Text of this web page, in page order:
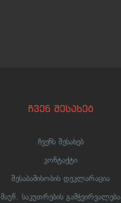
ჩვენ შესახებ
ჩვენს შესახებ
კონტაქტი
შესაბამისობის დეკლარაცია
მაუწ. საკუთრების გამჭვირვალება